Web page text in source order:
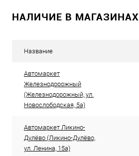
НАЛИЧИЕ В МАГАЗИНАХ
Название
Автомаркет
Железнодорожный
(Железнодорожный, ул.
Новослободская, 5а)
Автомаркет Ликино-
Дулёво (Ликино-Дулёво,
ул. Ленина, 15а)